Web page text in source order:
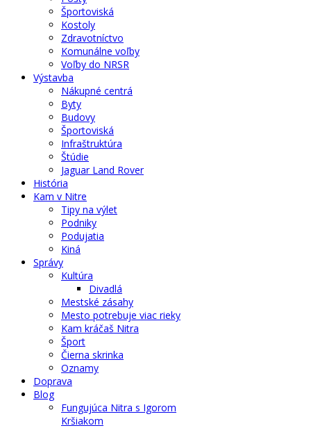
Športoviská
Kostoly
Zdravotníctvo
Komunálne voľby
Voľby do NRSR
Výstavba
Nákupné centrá
Byty
Budovy
Športoviská
Infraštruktúra
Štúdie
Jaguar Land Rover
História
Kam v Nitre
Tipy na výlet
Podniky
Podujatia
Kiná
Správy
Kultúra
Divadlá
Mestské zásahy
Mesto potrebuje viac rieky
Kam kráčaš Nitra
Šport
Čierna skrinka
Oznamy
Doprava
Blog
Fungujúca Nitra s Igorom
Kršiakom